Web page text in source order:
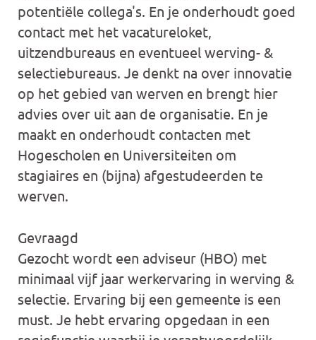
potentiële collega's. En je onderhoudt goed
contact met het vacatureloket,
uitzendbureaus en eventueel werving- &
selectiebureaus. Je denkt na over innovatie
op het gebied van werven en brengt hier
advies over uit aan de organisatie. En je
maakt en onderhoudt contacten met
Hogescholen en Universiteiten om
stagiaires en (bijna) afgestudeerden te
werven.
Gevraagd
Gezocht wordt een adviseur (HBO) met
minimaal vijf jaar werkervaring in werving &
selectie. Ervaring bij een gemeente is een
must. Je hebt ervaring opgedaan in een